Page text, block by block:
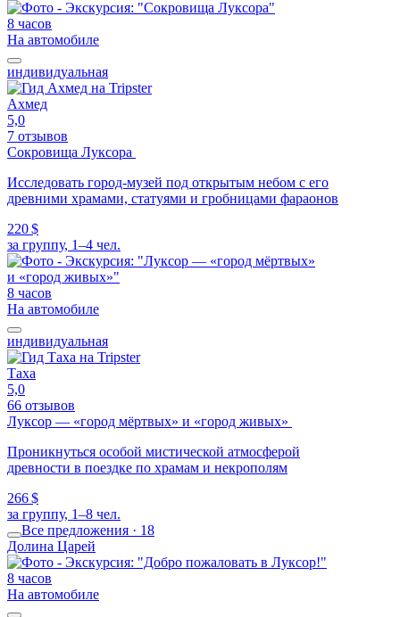
8 часов
На автомобиле
индивидуальная
Ахмед
5,0
7 отзывов
Сокровища Луксора
Исследовать город-музей под открытым небом с его
древними храмами, статуями и гробницами фараонов
220 $
за группу, 1–4 чел.
8 часов
На автомобиле
индивидуальная
Таха
5,0
66 отзывов
Луксор — «город мёртвых» и «город живых»
Проникнуться особой мистической атмосферой
древности в поездке по храмам и некрополям
266 $
за группу, 1–8 чел.
Все предложения · 18
Долина Царей
8 часов
На автомобиле